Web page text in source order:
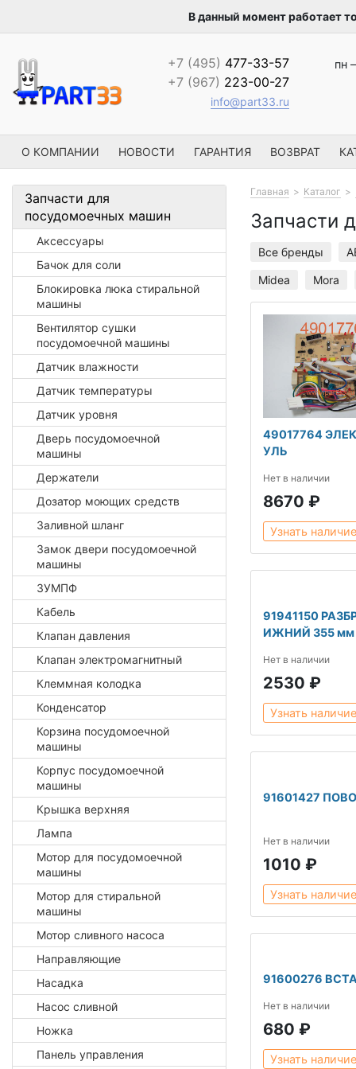
В данный момент работает
+7 (495) 477-33-57
+7 (967) 223-00-27
info@part33.ru
пн
О КОМПАНИИ НОВОСТИ ГАРАНТИЯ ВОЗВРАТ
Запчасти для
посудомоечных машин
Аксессуары
Бачок для соли
Блокировка люка стиральной
машины
Вентилятор сушки
посудомоечной машины
Датчик влажности
Датчик температуры
Датчик уровня
Дверь посудомоечной
машины
Держатели
Дозатор моющих средств
Заливной шланг
Замок двери посудомоечной
машины
ЗУМПФ
Кабель
Клапан давления
Клапан электромагнитный
Клеммная колодка
Конденсатор
Корзина посудомоечной
машины
Корпус посудомоечной
машины
Крышка верхняя
Лампа
Мотор для посудомоечной
машины
Мотор для стиральной
машины
Мотор сливного насоса
Направляющие
Насадка
Насос сливной
Ножка
Панель управления
Главная Каталог
Запчасти
Все бренды
Midea Mora
49017764
УЛЬ
Нет в наличии
8670 ₽
Узнать наличие
91941150
ИЖНИЙ 355 мм
Нет в наличии
2530 ₽
Узнать наличие
91601427
Нет в наличии
1010 ₽
Узнать наличие
91600276
Нет в наличии
680 ₽
Узнать наличие